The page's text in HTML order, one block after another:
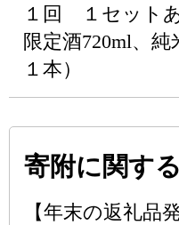
１回 １セット
限定酒720ml、
１本）
寄附に関す
【年末の返礼品